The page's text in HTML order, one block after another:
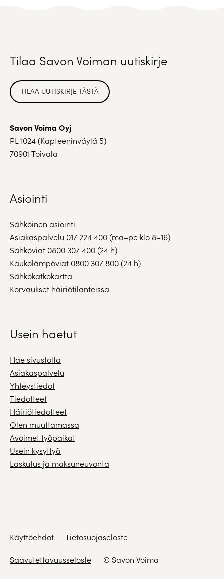
Tilaa Savon Voiman uutiskirje
TILAA UUTISKIRJE TÄSTÄ
Savon Voima Oyj
PL 1024 (Kapteeninväylä 5)
70901 Toivala
Asiointi
Sähköinen asiointi
Asiakaspalvelu 017 224 400(ma–pe klo 8–16)
Sähköviat 0800 307 400(24 h)
Kaukolämpöviat 0800 307 800(24 h)
Sähkökatkokartta
Korvaukset häiriötilanteissa
Usein haetut
Hae sivustolta
Asiakaspalvelu
Yhteystiedot
Tiedotteet
Häiriötiedotteet
Olen muuttamassa
Avoimet työpaikat
Usein kysyttyä
Laskutus ja maksuneuvonta
Käyttöehdot Tietosuojaseloste
Saavutettavuusseloste © Savon Voima